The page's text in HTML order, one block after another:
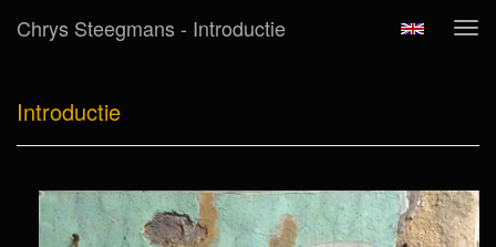
Chrys Steegmans - Introductie
Introductie